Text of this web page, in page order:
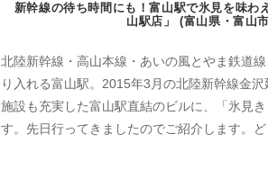
新幹線の待ち時間にも！富山駅で氷見を味わ
山駅店」 (富山県・富山
北陸新幹線・高山本線・あいの風とやま鉄道
り入れる富山駅。2015年3月の北陸新幹線金
施設も充実した富山駅直結のビルに、「氷見
す。先日行ってきましたのでご紹介します。